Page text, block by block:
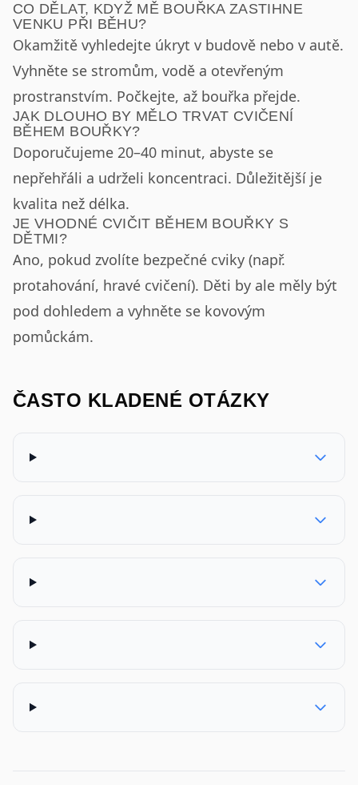
CO DĚLAT, KDYŽ MĚ BOUŘKA ZASTIHNE
VENKU PŘI BĚHU?
Okamžitě vyhledejte úkryt v budově nebo v autě.
Vyhněte se stromům, vodě a otevřeným
prostranstvím. Počkejte, až bouřka přejde.
JAK DLOUHO BY MĚLO TRVAT CVIČENÍ
BĚHEM BOUŘKY?
Doporučujeme 20–40 minut, abyste se
nepřehřáli a udrželi koncentraci. Důležitější je
kvalita než délka.
JE VHODNÉ CVIČIT BĚHEM BOUŘKY S
DĚTMI?
Ano, pokud zvolíte bezpečné cviky (např.
protahování, hravé cvičení). Děti by ale měly být
pod dohledem a vyhněte se kovovým
pomůckám.
ČASTO KLADENÉ OTÁZKY